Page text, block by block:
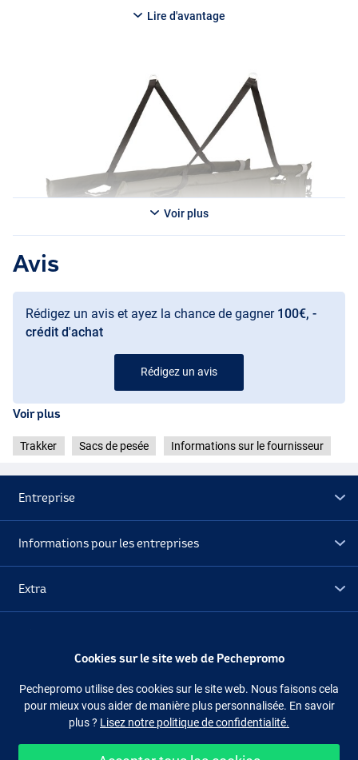
de la conservation temporaire.
flexibles en fibre de verre garantit une excellente flottabilité et
stabilité, sans que la forme ne se déforme.
Des détails pratiques tels que des bandes réfléchissantes
amovibles, un cordon de rétention avec clip à libération rapide et un
compartiment de rangement pratique complètent ce sac de pesée.
Livré avec un sac anti-odeurs entièrement étanche et sans odeur
pour un transport propre. Un choix fiable et sûr pour les poissons
pour tout pêcheur de carpes.
Sac de pesée Trakker Sanctuary Welded Standard
- Poids : 2.2kg
- Dimensions : 115 (L) x 65 (P) x 38cm (l)
Sac de pesée Trakker Sanctuary Welded XL
- Poids : 2.4kg
- Dimensions : 130 (L) x 70 (P) x 38cm (l)
Lire d'avantage
Voir plus
Avis
Rédigez un avis et ayez la chance de gagner 100€, -
crédit d'achat
Rédigez un avis
Voir plus
Trakker Sacs de pesée Informations sur le fournisseur
Entreprise
Informations pour les entreprises
Extra
Suivez-nous Facebook Instagram
Cookies sur le site web de Pechepromo
Pechepromo utilise des cookies sur le site web. Nous faisons cela
pour mieux vous aider de manière plus personnalisée. En savoir
plus ? Lisez notre politique de confidentialité.